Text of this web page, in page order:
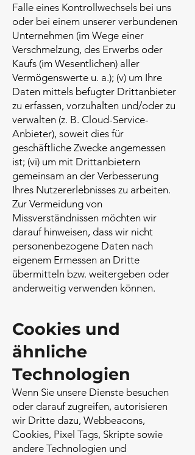
Falle eines Kontrollwechsels bei uns
oder bei einem unserer verbundenen
Unternehmen (im Wege einer
Verschmelzung, des Erwerbs oder
Kaufs (im Wesentlichen) aller
Vermögenswerte u. a.); (v) um Ihre
Daten mittels befugter Drittanbieter
zu erfassen, vorzuhalten und/oder zu
verwalten (z. B. Cloud-Service-
Anbieter), soweit dies für
geschäftliche Zwecke angemessen
ist; (vi) um mit Drittanbietern
gemeinsam an der Verbesserung
Ihres Nutzererlebnisses zu arbeiten.
Zur Vermeidung von
Missverständnissen möchten wir
darauf hinweisen, dass wir nicht
personenbezogene Daten nach
eigenem Ermessen an Dritte
übermitteln bzw. weitergeben oder
anderweitig verwenden können.
Cookies und
ähnliche
Technologien
Wenn Sie unsere Dienste besuchen
oder darauf zugreifen, autorisieren
wir Dritte dazu, Webbeacons,
Cookies, Pixel Tags, Skripte sowie
andere Technologien und